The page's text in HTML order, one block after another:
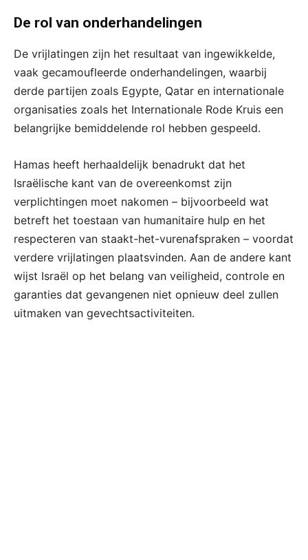
De rol van onderhandelingen
De vrijlatingen zijn het resultaat van ingewikkelde,
vaak gecamoufleerde onderhandelingen, waarbij
derde partijen zoals Egypte, Qatar en internationale
organisaties zoals het Internationale Rode Kruis een
belangrijke bemiddelende rol hebben gespeeld.
Hamas heeft herhaaldelijk benadrukt dat het
Israëlische kant van de overeenkomst zijn
verplichtingen moet nakomen – bijvoorbeeld wat
betreft het toestaan van humanitaire hulp en het
respecteren van staakt-het-vurenafspraken – voordat
verdere vrijlatingen plaatsvinden. Aan de andere kant
wijst Israël op het belang van veiligheid, controle en
garanties dat gevangenen niet opnieuw deel zullen
uitmaken van gevechtsactiviteiten.